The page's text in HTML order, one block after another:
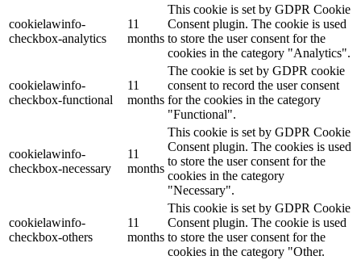
cookielawinfo-
checkbox-analytics
11
months
This cookie is set by GDPR Cookie
Consent plugin. The cookie is used
to store the user consent for the
cookies in the category "Analytics".
cookielawinfo-
checkbox-functional
11
months
The cookie is set by GDPR cookie
consent to record the user consent
for the cookies in the category
"Functional".
cookielawinfo-
checkbox-necessary
11
months
This cookie is set by GDPR Cookie
Consent plugin. The cookies is used
to store the user consent for the
cookies in the category
"Necessary".
cookielawinfo-
checkbox-others
11
months
This cookie is set by GDPR Cookie
Consent plugin. The cookie is used
to store the user consent for the
cookies in the category "Other.